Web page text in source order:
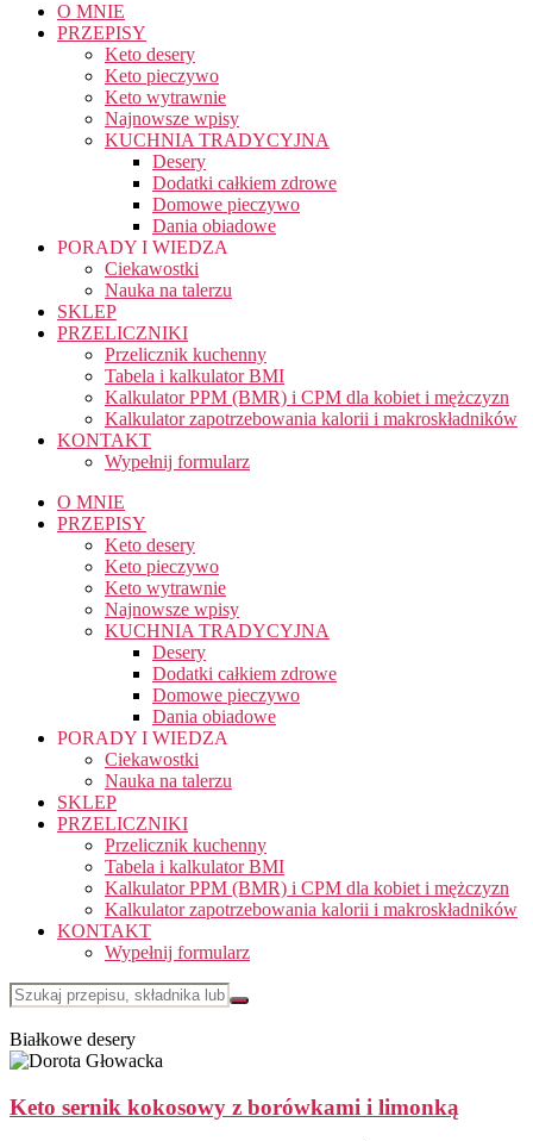
O MNIE
PRZEPISY
Keto desery
Keto pieczywo
Keto wytrawnie
Najnowsze wpisy
KUCHNIA TRADYCYJNA
Desery
Dodatki całkiem zdrowe
Domowe pieczywo
Dania obiadowe
PORADY I WIEDZA
Ciekawostki
Nauka na talerzu
SKLEP
PRZELICZNIKI
Przelicznik kuchenny
Tabela i kalkulator BMI
Kalkulator PPM (BMR) i CPM dla kobiet i mężczyzn
Kalkulator zapotrzebowania kalorii i makroskładników
KONTAKT
Wypełnij formularz
O MNIE
PRZEPISY
Keto desery
Keto pieczywo
Keto wytrawnie
Najnowsze wpisy
KUCHNIA TRADYCYJNA
Desery
Dodatki całkiem zdrowe
Domowe pieczywo
Dania obiadowe
PORADY I WIEDZA
Ciekawostki
Nauka na talerzu
SKLEP
PRZELICZNIKI
Przelicznik kuchenny
Tabela i kalkulator BMI
Kalkulator PPM (BMR) i CPM dla kobiet i mężczyzn
Kalkulator zapotrzebowania kalorii i makroskładników
KONTAKT
Wypełnij formularz
Białkowe desery
Keto sernik kokosowy z borówkami i limonką